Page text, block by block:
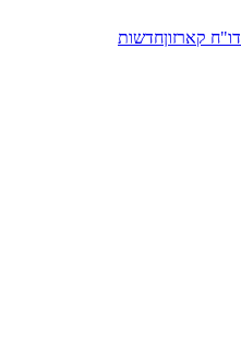
דו"ח קארזוןחדשות